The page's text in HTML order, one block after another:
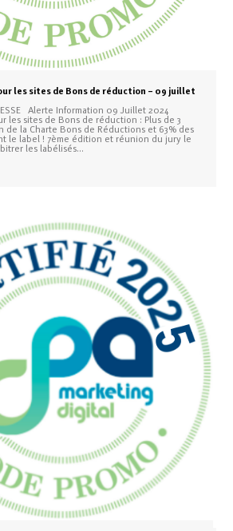
les sites de Bons de réduction – 09 juillet
Alerte Information 09 Juillet 2024
les sites de Bons de réduction : Plus de 3
de la Charte Bons de Réductions et 63% des
le label ! 7ème édition et réunion du jury le
les labélisés…